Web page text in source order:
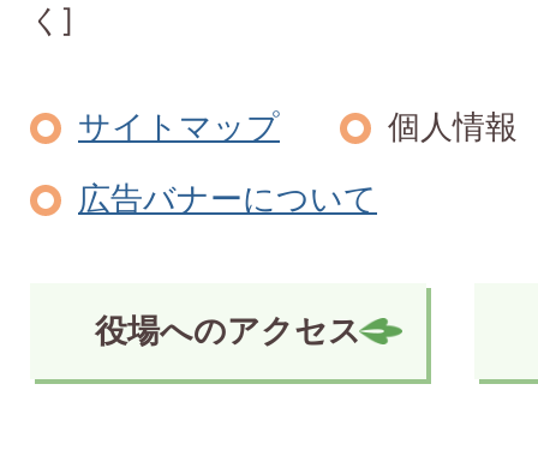
く]
サイトマップ
個人情報
広告バナーについて
役場へのアクセス